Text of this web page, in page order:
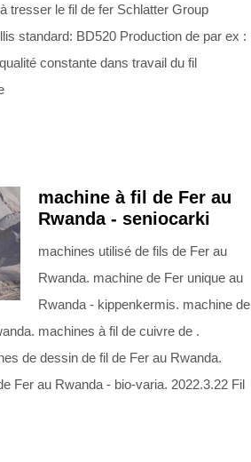
tresser le fil de fer Schlatter Group
standard: BD520 Production de par ex :
constante dans travail du fil
machine à fil de Fer au
Rwanda - seniocarki
machines utilisé de fils de Fer au
Rwanda. machine de Fer unique au
Rwanda - kippenkermis. machine de
machines à fil de cuivre de .
de dessin de fil de Fer au Rwanda.
Fer au Rwanda - bio-varia. 2022.3.22 Fil